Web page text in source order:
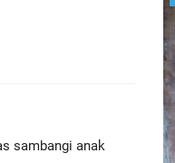
sambangi anak